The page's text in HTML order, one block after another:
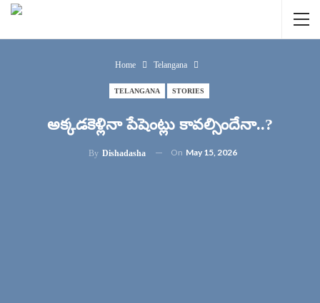
Home Telangana
TELANGANA STORIES
అక్కడకెళ్లినా పేషెంట్లు కావల్సిందేనా..?
By Dishadasha On May 15, 2026